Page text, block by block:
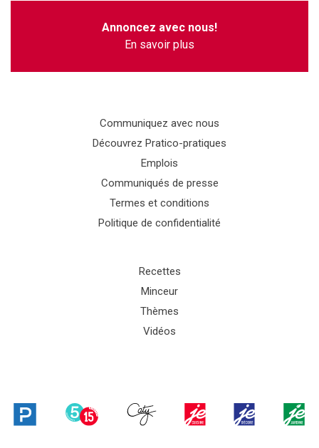
Annoncez avec nous!
En savoir plus
Communiquez avec nous
Découvrez Pratico-pratiques
Emplois
Communiqués de presse
Termes et conditions
Politique de confidentialité
Recettes
Minceur
Thèmes
Vidéos